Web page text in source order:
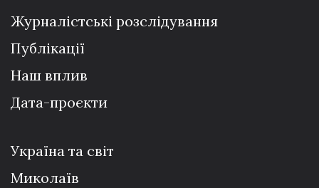
Журналістські розслідування
Публікації
Наш вплив
Дата-проєкти
Україна та світ
Миколаїв